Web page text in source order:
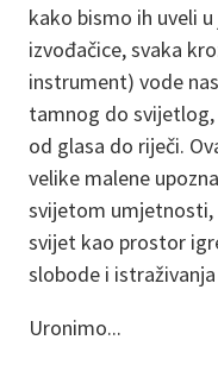
kako bismo ih uveli
izvođačice, svaka
instrument) vode
tamnog do
od glasa do riječi.
velike malene
svijetom
svijet kao prostor
slobode i
Uronimo...